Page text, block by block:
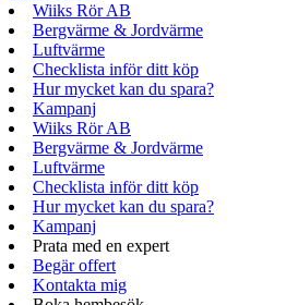
Wiiks Rör AB
Bergvärme & Jordvärme
Luftvärme
Checklista inför ditt köp
Hur mycket kan du spara?
Kampanj
Wiiks Rör AB
Bergvärme & Jordvärme
Luftvärme
Checklista inför ditt köp
Hur mycket kan du spara?
Kampanj
Prata med en expert
Begär offert
Kontakta mig